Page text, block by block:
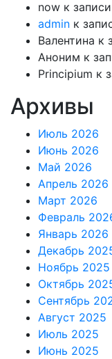
now к записи
admin к
Валентина к
Аноним к
Principium к
Архивы
Июль 2026
Июнь 2026
Май 2026
Апрель 2026
Март 2026
Февраль
Январь 2026
Декабрь
Ноябрь 2025
Октябрь
Сентябрь
Август 2025
Июль 2025
Июнь 2025